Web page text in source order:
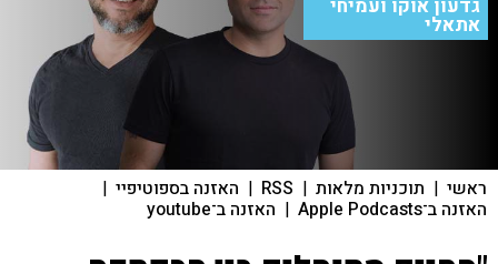
גדעון אוקו ועמיחי
אתאלי
ראשי | תוכניות מלאות |
RSS
| האזנה בספוטיפיי |
האזנה ב־Apple Podcasts | האזנה ב־youtube